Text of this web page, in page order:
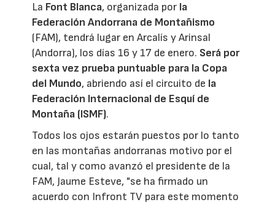
La Font Blanca, organizada por la
Federación Andorrana de Montañismo
(FAM), tendrá lugar en Arcalís y Arinsal
(Andorra), los días 16 y 17 de enero. Será por
sexta vez prueba puntuable para la Copa
del Mundo, abriendo así el circuito de la
Federación Internacional de Esquí de
Montaña (ISMF).
Todos los ojos estarán puestos por lo tanto
en las montañas andorranas motivo por el
cual, tal y como avanzó el presidente de la
FAM, Jaume Esteve, "se ha firmado un
acuerdo con Infront TV para este momento